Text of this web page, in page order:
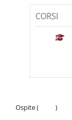
CORSI
Ospite (
)